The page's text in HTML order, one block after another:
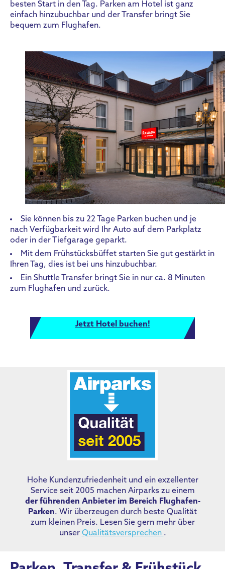
besten Start in den Tag. Parken am Hotel ist ganz
einfach hinzubuchbar und der Transfer bringt Sie
bequem zum Flughafen.
Sie können bis zu 22 Tage Parken buchen und je
nach Verfügbarkeit wird Ihr Auto auf dem Parkplatz
oder in der Tiefgarage geparkt.
Mit dem Frühstücksbüffet starten Sie gut gestärkt in
Ihren Tag, dies ist bei uns hinzubuchbar.
Ein Shuttle Transfer bringt Sie in nur ca. 8 Minuten
zum Flughafen und zurück.
Jetzt Hotel buchen!
Hohe Kundenzufriedenheit und ein exzellenter
Service seit 2005 machen Airparks zu einem
der führenden Anbieter im Bereich Flughafen-
Parken. Wir überzeugen durch beste Qualität
zum kleinen Preis. Lesen Sie gern mehr über
unser Qualitätsversprechen .